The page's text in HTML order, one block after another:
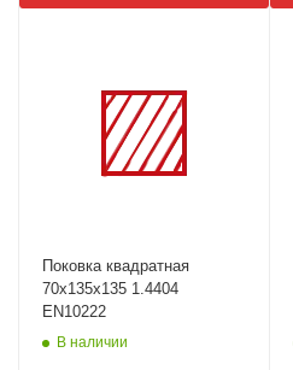
Поковка квадратная
70х135х135 1.4404
EN10222
В наличии